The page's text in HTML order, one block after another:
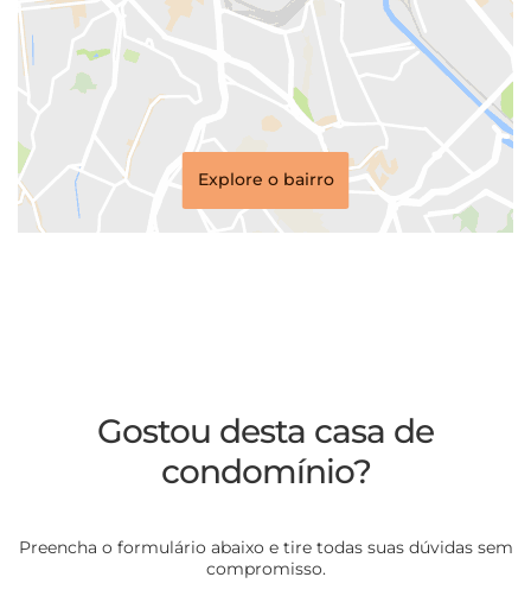
Explore o bairro
Gostou desta casa de
condomínio?
Preencha o formulário abaixo e tire todas suas dúvidas sem
compromisso.